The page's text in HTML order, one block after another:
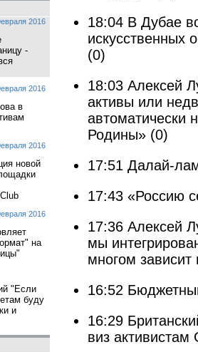
2016
-
2016
в
2016
новой
2016
на
"Если
буду
и
18:04 В Дубае
искусственных
(0)
18:03 Алексей
активы или
автоматически
Родины» (0)
17:51 Далай-
17:43 «Россию
17:36 Алексей
мы
многом
16:52
16:29
виз активистам